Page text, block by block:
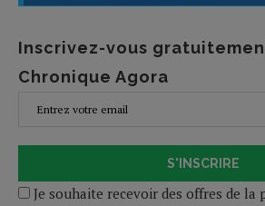
Inscrivez-vous
Chronique Agora
S'INSCRIRE
Je souhaite recevoir des offres de la